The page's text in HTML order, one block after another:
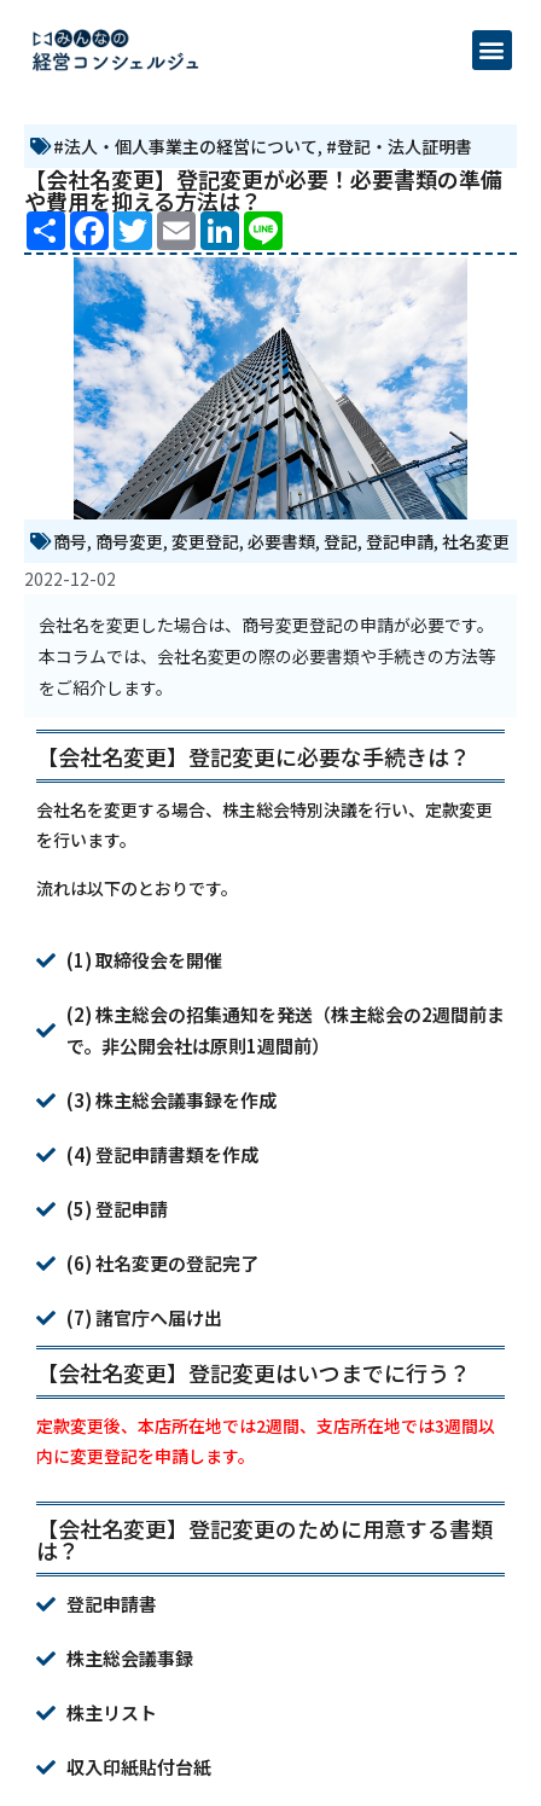
#法人・個人事業主の経営について, #登記・法人証明書
【会社名変更】登記変更が必要！必要書類の準備
や費用を抑える方法は？
ShareFacebook
TwitterEmail LinkedIn
商号, 商号変更, 変更登記, 必要書類, 登記, 登記申請, 社名変更
2022-12-02
会社名を変更した場合は、商号変更登記の申請が必要です。
本コラムでは、会社名変更の際の必要書類や手続きの方法等
をご紹介します。
【会社名変更】登記変更に必要な手続きは？
会社名を変更する場合、株主総会特別決議を行い、定款変更
を行います。
流れは以下のとおりです。
(1) 取締役会を開催
(2) 株主総会の招集通知を発送（株主総会の2週間前ま
で。非公開会社は原則1週間前）
(3) 株主総会議事録を作成
(4) 登記申請書類を作成
(5) 登記申請
(6) 社名変更の登記完了
(7) 諸官庁へ届け出
【会社名変更】登記変更はいつまでに行う？
定款変更後、本店所在地では2週間、支店所在地では3週間以
内に変更登記を申請します。
【会社名変更】登記変更のために用意する書類
は？
登記申請書
株主総会議事録
株主リスト
収入印紙貼付台紙